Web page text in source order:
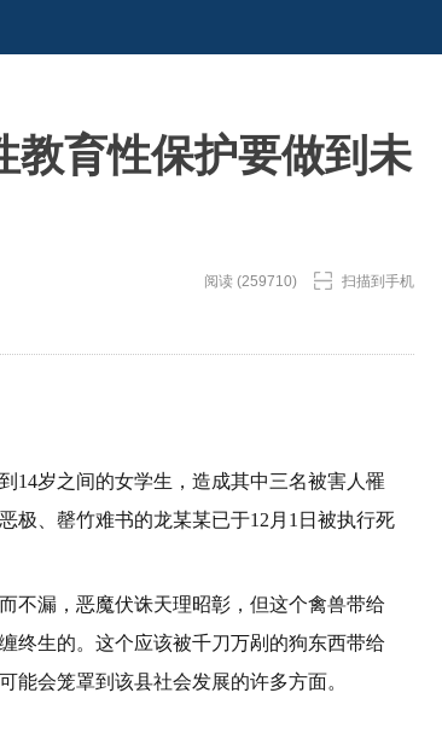
教育性保护要做到未
阅读 (259710) 扫描到手机
14岁之间的女学生，造成其中三名被害人罹
极、罄竹难书的龙某某已于12月1日被执行死
不漏，恶魔伏诛天理昭彰，但这个禽兽带给
终生的。这个应该被千刀万剐的狗东西带给
能会笼罩到该县社会发展的许多方面。